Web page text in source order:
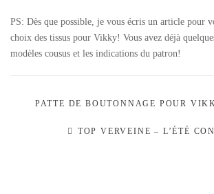
PS: Dès que possible, je vous écris un article pour
choix des tissus pour Vikky! Vous avez déjà
modèles cousus et les indications du patron!
PATTE DE BOUTONNAGE POUR
TOP VERVEINE – L’ÉTÉ